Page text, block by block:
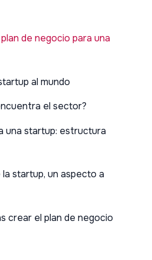
de negocio para una
al mundo
el sector?
una startup: estructura
la startup, un aspecto a
crear el plan de negocio